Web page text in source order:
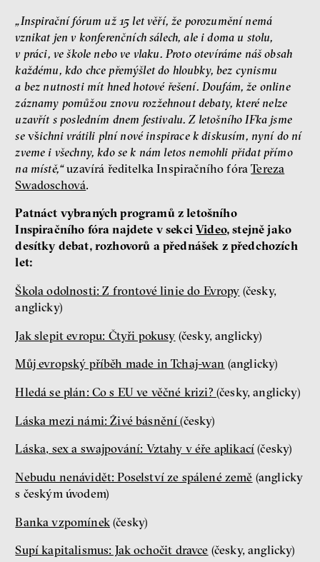
„Inspirační fórum už 15 let věří, že porozumění nemá
vznikat jen v konferenčních sálech, ale i doma u stolu,
v práci, ve škole nebo ve vlaku. Proto otevíráme náš obsah
každému, kdo chce přemýšlet do hloubky, bez cynismu
a bez nutnosti mít hned hotové řešení. Doufám, že online
záznamy pomůžou znovu rozžehnout debaty, které nelze
uzavřít s posledním dnem festivalu. Z letošního IFka jsme
se všichni vrátili plní nové inspirace k diskusím, nyní do ní
zveme i všechny, kdo se k nám letos nemohli přidat přímo
na místě,“uzavírá ředitelka Inspiračního fóraTereza
Swadoschová.
Patnáct vybraných programů z letošního
Inspiračního fóra najdete v sekciVideo, stejně jako
desítky debat, rozhovorů a přednášek z předchozích
let:
Škola odolnosti: Z frontové linie do Evropy (česky,
anglicky)
Jak slepit evropu: Čtyři pokusy (česky, anglicky)
Můj evropský příběh made in Tchaj-wan (anglicky)
Hledá se plán: Co s EU ve věčné krizi? (česky, anglicky)
Láska mezi námi: Živé básnění(česky)
Láska, sex a swajpování: Vztahy v éře aplikací (česky)
Nebudu nenávidět: Poselství ze spálené země (anglicky
s českým úvodem)
Banka vzpomínek(česky)
Supí kapitalismus: Jak ochočit dravce (česky, anglicky)